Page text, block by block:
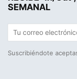
SEMANAL
Suscribiéndote